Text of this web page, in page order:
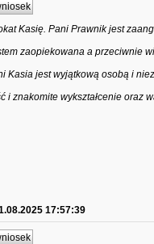
Kasię. Pani Prawnik jest
zaopiekowana a przeciwnie
Kasia jest wyjątkową osobą i
i znakomite wykształcenie oraz
17:57:39